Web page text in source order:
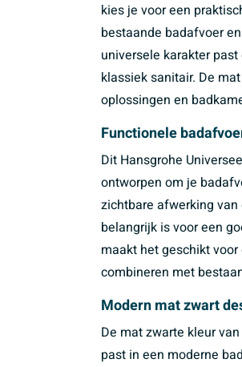
kies je voor een
bestaande badafvoer
universele karakter
klassiek sanitair. De
oplossingen en
Functionele
Dit Hansgrohe
ontworpen om je
zichtbare afwerking
belangrijk is voor een
maakt het geschikt
combineren met
Modern mat zwart
De mat zwarte kleur
past in een moderne